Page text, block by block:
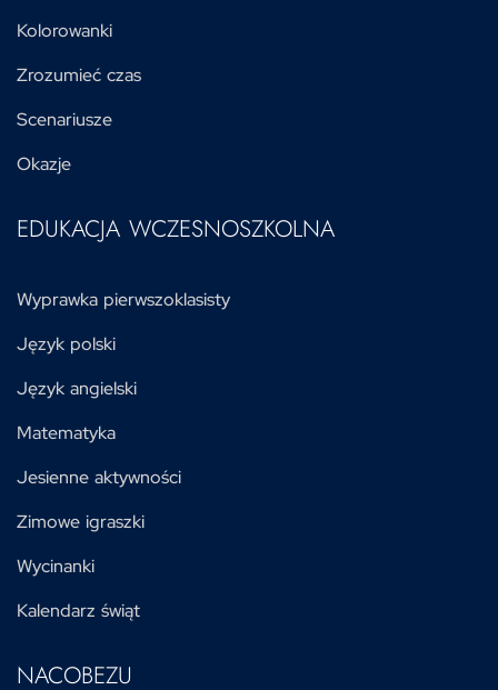
Kolorowanki
Zrozumieć czas
Scenariusze
Okazje
EDUKACJA WCZESNOSZKOLNA
Wyprawka pierwszoklasisty
Język polski
Język angielski
Matematyka
Jesienne aktywności
Zimowe igraszki
Wycinanki
Kalendarz świąt
NACOBEZU